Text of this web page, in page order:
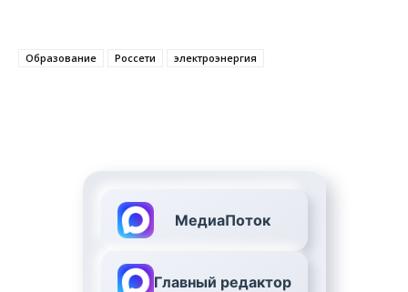
Образование Россети электроэнергия
МедиаПоток
Главный редактор